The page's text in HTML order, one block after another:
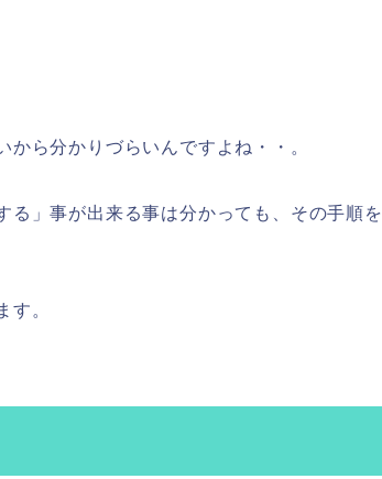
ら分かりづらいんですよね・・。
る」事が出来る事は分かっても、その手順を
す。